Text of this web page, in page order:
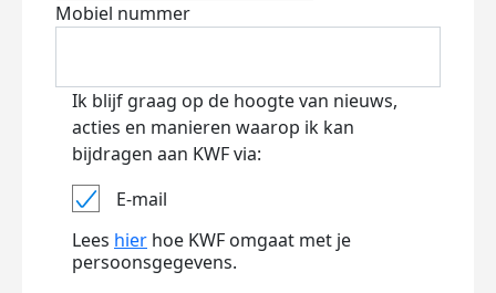
Mobiel nummer
Ik blijf graag op de hoogte van nieuws,
acties en manieren waarop ik kan
bijdragen aan KWF via:
E-mail
Lees hier hoe KWF omgaat met je
persoonsgegevens.